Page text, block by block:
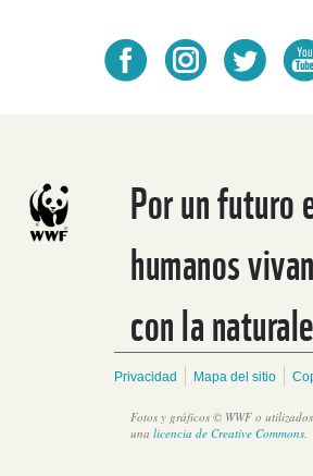
Por un futuro
humanos
con la
Privacidad Mapa del sitio
Fotos y gráficos © WWF o
una licencia de Creative Commons.